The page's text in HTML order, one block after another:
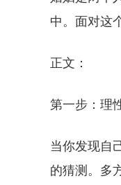
中。面对这
正文：
第一步：理
当你发现自
的猜测。多